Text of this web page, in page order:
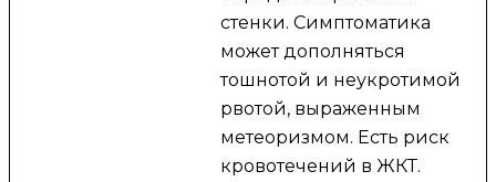
стенки. Симптоматика
может дополняться
тошнотой и неукротимой
рвотой, выраженным
метеоризмом. Есть риск
кровотечений в ЖКТ.